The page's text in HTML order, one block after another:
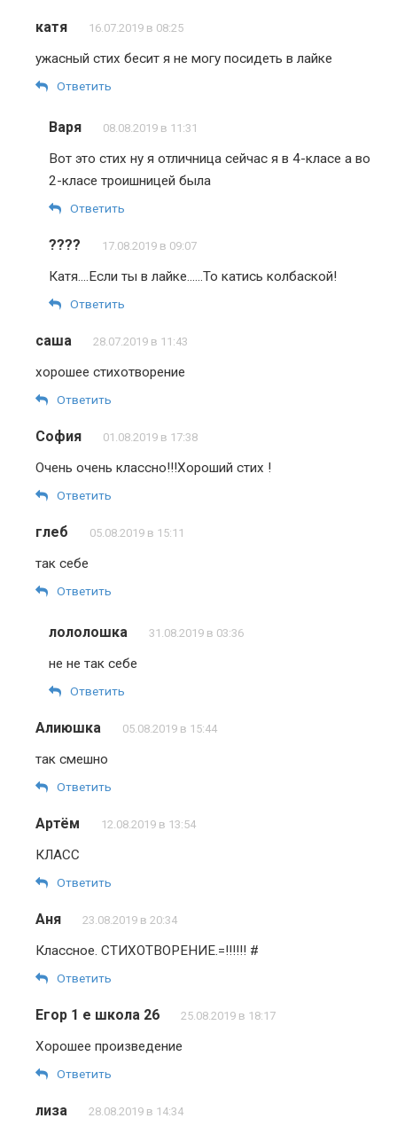
катя 16.07.2019 в 08:25
ужасный стих бесит я не могу посидеть в лайке
Ответить
Варя 08.08.2019 в 11:31
Вот это стих ну я отличница сейчас я в 4-класе а во
2-класе троишницей была
Ответить
???? 17.08.2019 в 09:07
Катя….Если ты в лайке……То катись колбаской!
Ответить
саша 28.07.2019 в 11:43
хорошее стихотворение
Ответить
София 01.08.2019 в 17:38
Очень очень классно!!!Хороший стих !
Ответить
глеб 05.08.2019 в 15:11
так себе
Ответить
лололошка 31.08.2019 в 03:36
не не так себе
Ответить
Алиюшка 05.08.2019 в 15:44
так смешно
Ответить
Артём 12.08.2019 в 13:54
КЛАСС
Ответить
Аня 23.08.2019 в 20:34
Классное. СТИХОТВОРЕНИЕ.=!!!!!! #
Ответить
Егор 1 е школа 26 25.08.2019 в 18:17
Хорошее произведение
Ответить
лиза 28.08.2019 в 14:34